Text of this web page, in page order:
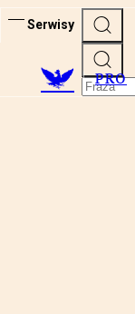
Serwisy
PRO